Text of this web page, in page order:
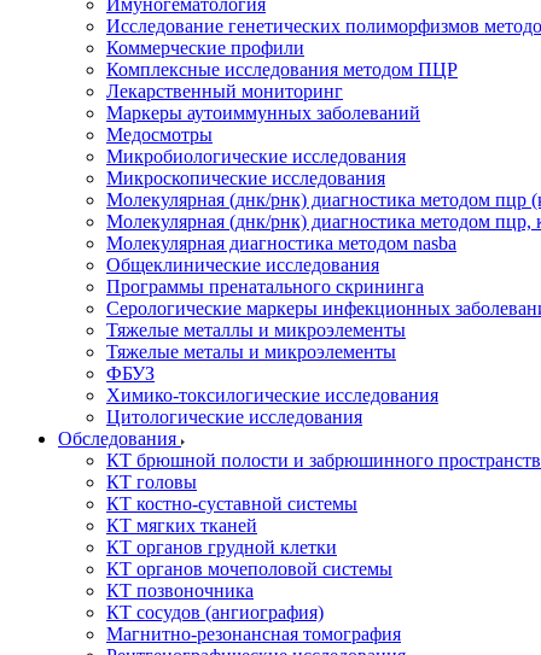
Имуногематология
Исследование генетических полиморфизмов
Коммерческие профили
Комплексные исследования методом ПЦР
Лекарственный мониторинг
Маркеры аутоиммунных заболеваний
Медосмотры
Микробиологические исследования
Микроскопические исследования
Молекулярная (днк/рнк) диагностика методом пцр
Молекулярная (днк/рнк) диагностика методом пцр,
Молекулярная диагностика методом nasba
Общеклинические исследования
Программы пренатального скрининга
Серологические маркеры инфекционных
Тяжелые металлы и микроэлементы
Тяжелые металы и микроэлементы
ФБУЗ
Химико-токсилогические исследования
Цитологические исследования
Обследования
КТ брюшной полости и забрюшинного
КТ головы
КТ костно-суставной системы
КТ мягких тканей
КТ органов грудной клетки
КТ органов мочеполовой системы
КТ позвоночника
КТ сосудов (ангиография)
Магнитно-резонансная томография